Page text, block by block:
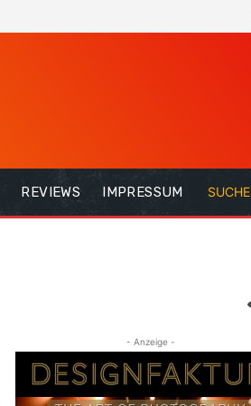
REVIEWS IMPRESSUM SUCHE
- Anzeige -